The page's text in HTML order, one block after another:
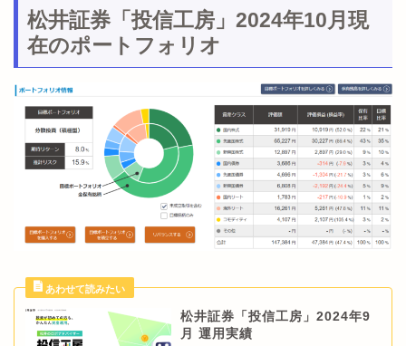
松井証券「投信工房」2024年10月現
在のポートフォリオ
松井証券「投信工房」2024年9
月 運用実績